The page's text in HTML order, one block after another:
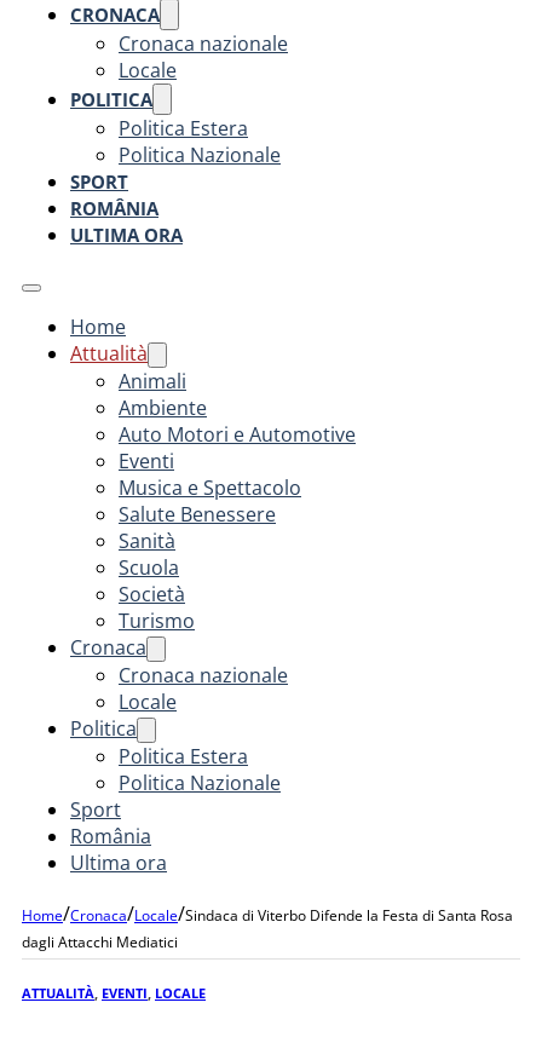
CRONACA
Cronaca nazionale
Locale
POLITICA
Politica Estera
Politica Nazionale
SPORT
ROMÂNIA
ULTIMA ORA
Home
Attualità
Animali
Ambiente
Auto Motori e Automotive
Eventi
Musica e Spettacolo
Salute Benessere
Sanità
Scuola
Società
Turismo
Cronaca
Cronaca nazionale
Locale
Politica
Politica Estera
Politica Nazionale
Sport
România
Ultima ora
Home/Cronaca/Locale/Sindaca di Viterbo Difende la Festa di Santa Rosa
dagli Attacchi Mediatici
ATTUALITÀ EVENTI LOCALE